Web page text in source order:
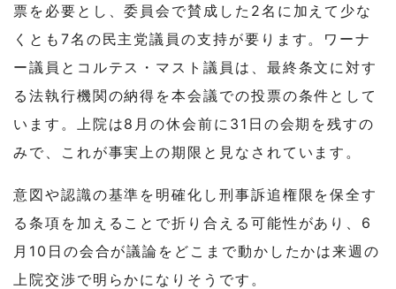
票を必要とし、委員会で賛成した2名に加えて少な
くとも7名の民主党議員の支持が要ります。ワーナ
ー議員とコルテス・マスト議員は、最終条文に対す
る法執行機関の納得を本会議での投票の条件として
います。上院は8月の休会前に31日の会期を残すの
みで、これが事実上の期限と見なされています。
意図や認識の基準を明確化し刑事訴追権限を保全す
る条項を加えることで折り合える可能性があり、6
月10日の会合が議論をどこまで動かしたかは来週の
上院交渉で明らかになりそうです。